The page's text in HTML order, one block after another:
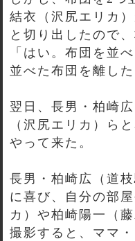
結衣（沢尻エリカ
と切り出したので
「はい。布団を並
並べた布団を離した
翌日、長男・柏崎
（沢尻エリカ）ら
やって来た。
長男・柏崎広（道
に喜び、自分の部
カ）や柏崎陽一（
撮影すると、ママ